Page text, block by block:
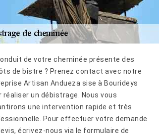
de votre cheminée présente des
de bistre ? Prenez contact avec notre
Artisan Andueza sise à Bourideys
réaliser un débistrage. Nous vous
une intervention rapide et très
Pour effectuer votre demande
écrivez-nous via le formulaire de